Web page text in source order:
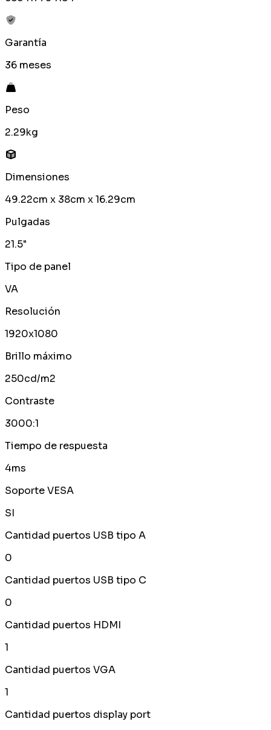
Garantía
36 meses
Peso
2.29kg
Dimensiones
49.22cm x 38cm x 16.29cm
Pulgadas
21.5"
Tipo de panel
VA
Resolución
1920x1080
Brillo máximo
250cd/m2
Contraste
3000:1
Tiempo de respuesta
4ms
Soporte VESA
SI
Cantidad puertos USB tipo A
0
Cantidad puertos USB tipo C
0
Cantidad puertos HDMI
1
Cantidad puertos VGA
1
Cantidad puertos display port